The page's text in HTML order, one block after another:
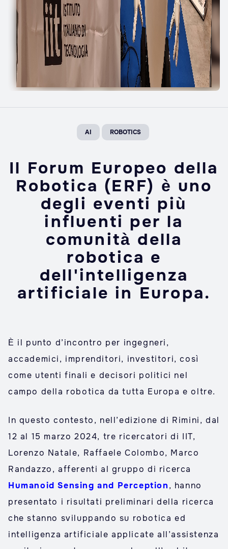
AI ROBOTICS
Il Forum Europeo della
Robotica (ERF) è uno
degli eventi più
influenti per la
comunità della
robotica e
dell'intelligenza
artificiale in Europa.
È il punto d’incontro per ingegneri,
accademici, imprenditori, investitori, così
come utenti finali e decisori politici nel
campo della robotica da tutta Europa e oltre.
In questo contesto, nell’edizione di Rimini, dal
12 al 15 marzo 2024, tre ricercatori di IIT,
Lorenzo Natale, Raffaele Colombo, Marco
Randazzo, afferenti al gruppo di ricerca
Humanoid Sensing and Perception, hanno
presentato i risultati preliminari della ricerca
che stanno sviluppando su robotica ed
intelligenza artificiale applicate all’assistenza